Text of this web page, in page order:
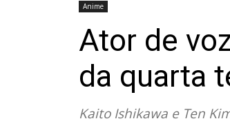
Anime
Ator de
da quarta
Kaito Ishikawa e Ten